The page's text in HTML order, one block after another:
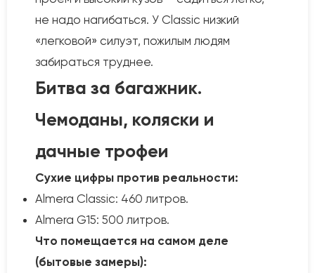
не надо нагибаться. У Classic низкий
«легковой» силуэт, пожилым людям
забираться труднее.
Битва за багажник.
Чемоданы, коляски и
дачные трофеи
Сухие цифры против реальности:
Almera Classic: 460 литров.
Almera G15: 500 литров.
Что помещается на самом деле
(бытовые замеры):